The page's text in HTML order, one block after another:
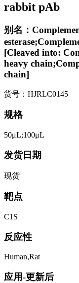
rabbit pAb
别名：
[Cleaved into:
heavy
chain]
货号：HJRLC0145
规格
50μL;100μL
发货日期
现货
靶点
C1S
反应性
Human,Rat
应用-更新后